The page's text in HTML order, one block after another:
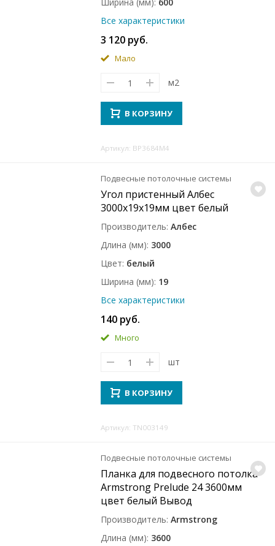
Все характеристики
3 120 руб.
Мало
м2
В КОРЗИНУ
Артикул: BP3684M4
Подвесные потолочные системы
Угол пристенный Албес
3000x19x19мм цвет белый
Производитель Албес
Длина (мм) 3000
Цвет белый
Ширина (мм) 19
Все характеристики
140 руб.
Много
шт
В КОРЗИНУ
Артикул: TN003149
Подвесные потолочные системы
Планка для подвесного потолка
Armstrong Prelude 24 3600мм
цвет белый Вывод
Производитель Armstrong
Длина (мм) 3600